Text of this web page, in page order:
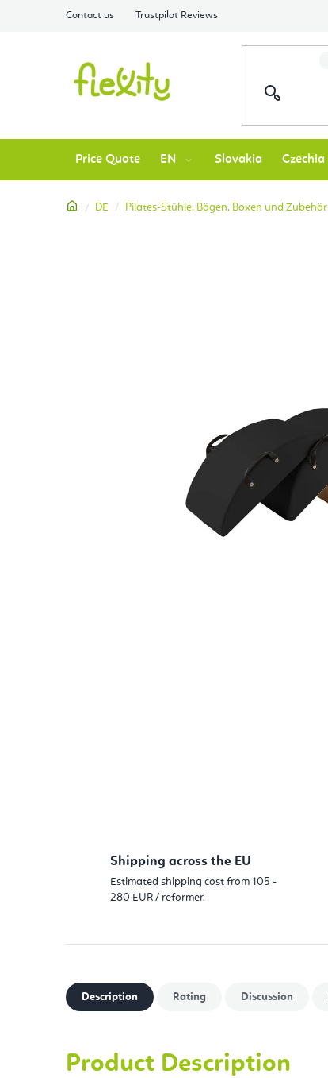
Contact us Trustpilot Reviews
Price Quote EN Slovakia Czechia
Home
DE Pilates-Stühle, Bögen, Boxen und Zubehör
Shipping across the EU
Estimated shipping cost from 105 -
280 EUR / reformer.
Description Rating Discussion
Product Description